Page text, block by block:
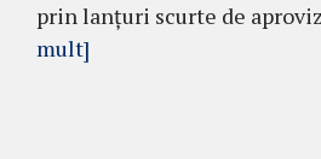
prin lanțuri scurte de
mult]